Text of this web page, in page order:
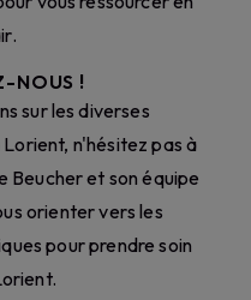
NOUS !
sur les diverses
n'hésitez pas à
Beucher et son équipe
orienter vers les
pour prendre soin